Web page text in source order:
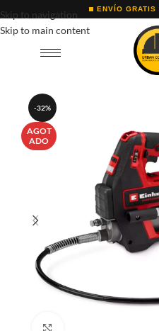
Skip to navigation
Skip to main content
ENVÍO
-32%
AGOT
ADO